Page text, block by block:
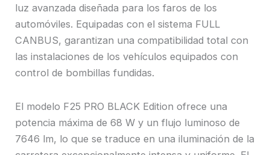
luz avanzada diseñada para los faros de los
automóviles. Equipadas con el sistema FULL
CANBUS, garantizan una compatibilidad total con
las instalaciones de los vehículos equipados con
control de bombillas fundidas.
El modelo F25 PRO BLACK Edition ofrece una
potencia máxima de 68 W y un flujo luminoso de
7646 lm, lo que se traduce en una iluminación de la